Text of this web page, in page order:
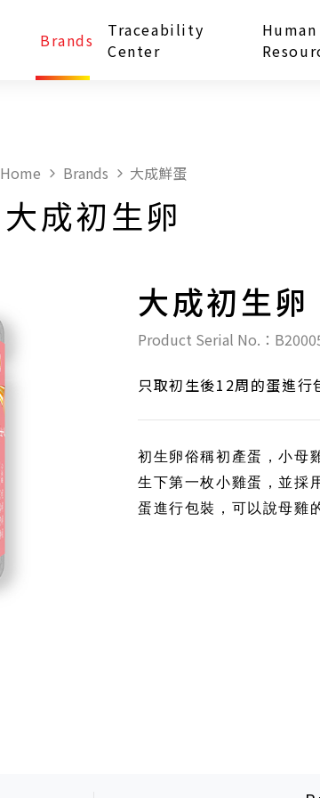
Brands
Traceability
Center
Human
Home Brands 大成鮮蛋
大成初生卵
大成初生卵
Product Serial No.：
只取初生後12周的蛋進行
初生卵俗稱初產蛋，小母
生下第一枚小雞蛋，並採
蛋進行包裝，可以說母雞